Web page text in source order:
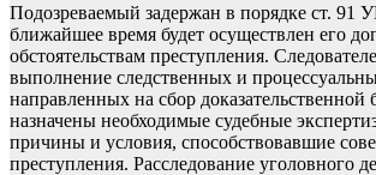
Подозреваемый задержан в порядке ст.
ближайшее время будет осуществлен его
обстоятельствам преступления.
выполнение следственных и
направленных на сбор доказательственной
назначены необходимые судебные
причины и условия, способствовавшие
преступления. Расследование уголовного